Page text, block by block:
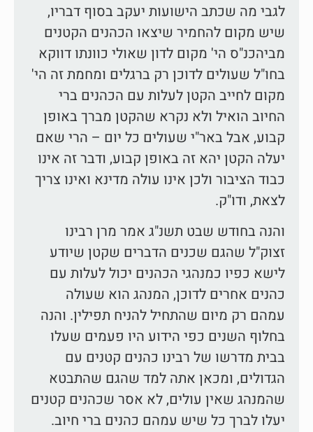
לגבי מה שכתב הישועות יעקב בסוף דבריו,
שיש מקום להחמיר שיצאו הכהנים הקטנים
מביהכנ"ס הי' מקום לדון שאולי כוונתו דווקא
בחו"ל שעולים לדוכן רק ברגלים ומחמת זה הי'
מקום לחייב הקטן לעלות עם הכהנים ברי
החיוב הואיל ולא נקרא שהקטן מברך באופן
קבוע, אבל באר"י שעולים כל יום – הרי שאם
יעלה הקטן יהא זה באופן קבוע, ודבר זה אינו
כבוד הציבור ולכן אינו עולה מדינא ואינו צריך
לצאת, ודו"ק.
והנה בחודש שבט תשנ"ג אמר מרן רבינו
זצוק"ל שהגם שכנים הדברים שקטן שיודע
לישא כפיו כמנהגי הכהנים יכול לעלות עם
כהנים אחרים לדוכן, המנהג הוא שעולה
עמהם רק מיום שהתחיל להניח תפילין. והנה
בחלוף השנים כפי הידוע היו פעמים שעלו
בבית מדרשו של רבינו כהנים קטנים עם
הגדולים, ומכאן אתה למד שהגם שהתבטא
שהמנהג שאין עולים, לא אסר שכהנים קטנים
יעלו לברך כל שיש עמהם כהנים ברי חיוב.